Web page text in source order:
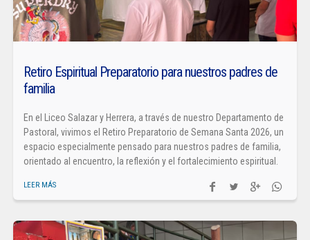
Retiro Espiritual Preparatorio para nuestros padres de
familia
En el Liceo Salazar y Herrera, a través de nuestro Departamento de
Pastoral, vivimos el Retiro Preparatorio de Semana Santa 2026, un
espacio especialmente pensado para nuestros padres de familia,
orientado al encuentro, la reflexión y el fortalecimiento espiritual.
LEER MÁS